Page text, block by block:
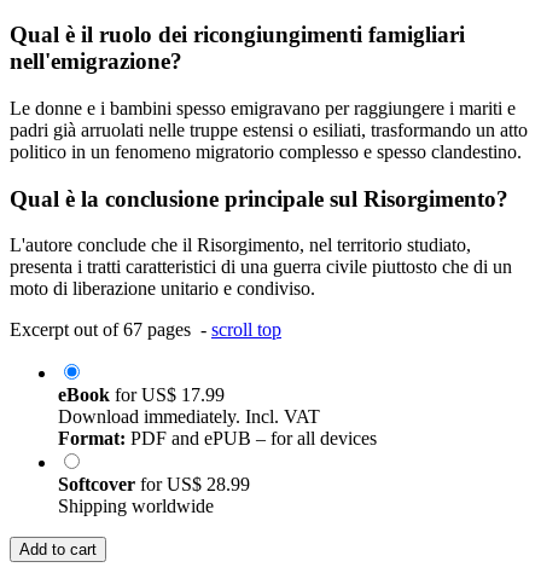
Qual è il ruolo dei ricongiungimenti famigliari
nell'emigrazione?
Le donne e i bambini spesso emigravano per raggiungere i mariti e
padri già arruolati nelle truppe estensi o esiliati, trasformando un atto
politico in un fenomeno migratorio complesso e spesso clandestino.
Qual è la conclusione principale sul Risorgimento?
L'autore conclude che il Risorgimento, nel territorio studiato,
presenta i tratti caratteristici di una guerra civile piuttosto che di un
moto di liberazione unitario e condiviso.
Excerpt out of 67 pages - scroll top
eBook forUS$ 17.99
Download immediately. Incl. VAT
Format: PDF and ePUB – for all devices
Softcover forUS$ 28.99
Shipping worldwide
Add to cart